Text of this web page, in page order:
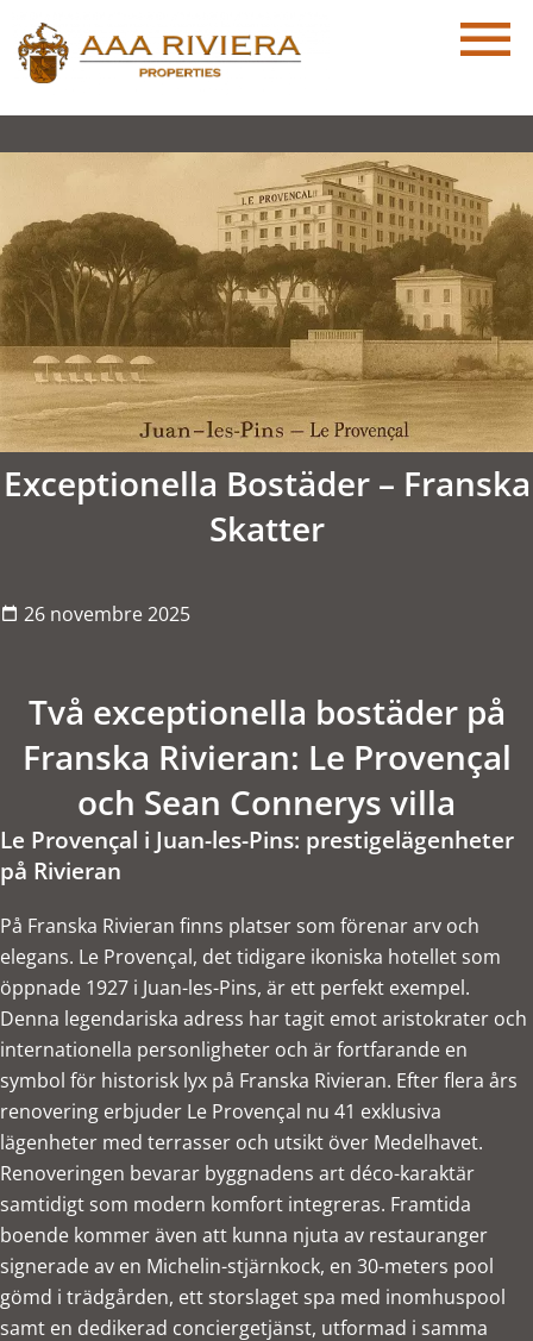
Exceptionella Bostäder – Franska
Skatter
26 novembre 2025
Två exceptionella bostäder på
Franska Rivieran: Le Provençal
och Sean Connerys villa
Le Provençal i Juan-les-Pins: prestigelägenheter
på Rivieran
På Franska Rivieran finns platser som förenar arv och
elegans. Le Provençal, det tidigare ikoniska hotellet som
öppnade 1927 i Juan-les-Pins, är ett perfekt exempel.
Denna legendariska adress har tagit emot aristokrater och
internationella personligheter och är fortfarande en
symbol för historisk lyx på Franska Rivieran. Efter flera års
renovering erbjuder Le Provençal nu 41 exklusiva
lägenheter med terrasser och utsikt över Medelhavet.
Renoveringen bevarar byggnadens art déco-karaktär
samtidigt som modern komfort integreras. Framtida
boende kommer även att kunna njuta av restauranger
signerade av en Michelin-stjärnkock, en 30-meters pool
gömd i trädgården, ett storslaget spa med inomhuspool
samt en dedikerad conciergetjänst, utformad i samma